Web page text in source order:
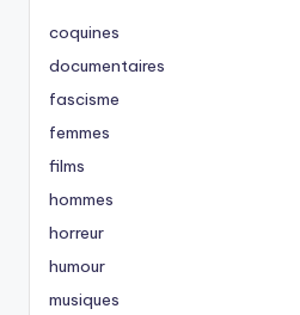
coquines
documentaires
fascisme
femmes
films
hommes
horreur
humour
musiques